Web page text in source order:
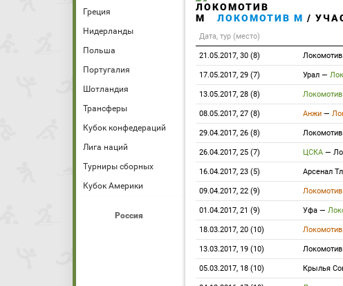
Греция
Нидерланды
Польша
Португалия
Шотландия
Трансферы
Кубок конфедераций
Лига наций
Турниры сборных
Кубок Америки
Россия
ЛОКОМОТИВ М /
Дата, тур (место)
21.05.2017, 30 (8)
17.05.2017, 29 (7) Урал —
13.05.2017, 28 (8)
08.05.2017, 27 (8) Анжи —
29.04.2017, 26 (8)
26.04.2017, 25 (7) ЦСКА —
16.04.2017, 23 (5) Арсенал Тл
09.04.2017, 22 (9)
01.04.2017, 21 (9) Уфа —
18.03.2017, 20 (10)
13.03.2017, 19 (10)
05.03.2017, 18 (10) Крылья